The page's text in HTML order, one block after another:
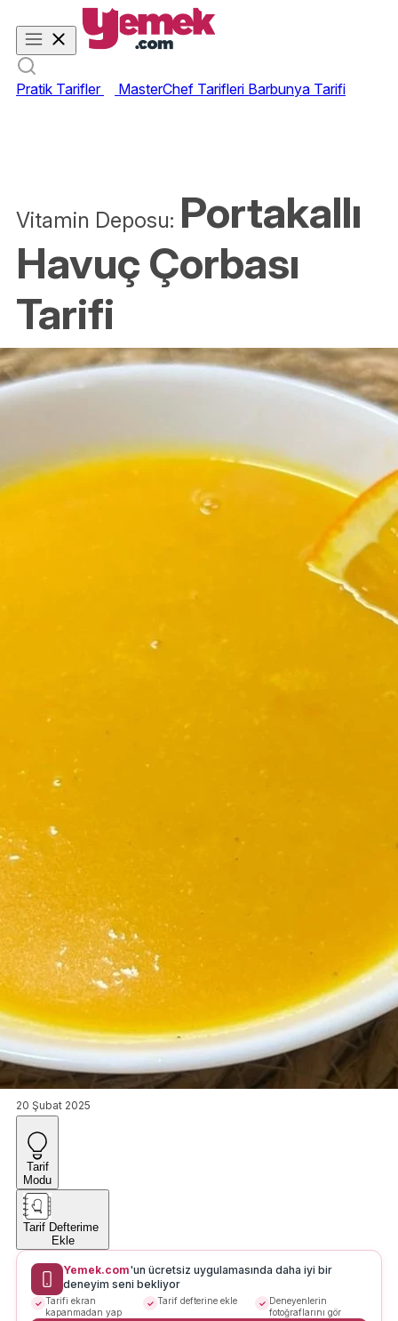
Pratik Tarifler MasterChef Tarifleri Barbunya Tarifi
Vitamin Deposu: Portakallı
Havuç Çorbası
Tarifi
20 Şubat 2025
Tarif
Modu
Tarif Defterime
Ekle
Yemek.com'un ücretsiz uygulamasında daha iyi bir
deneyim seni bekliyor
Tarifi ekran
kapanmadan yap
Tarif defterine ekle
Deneyenlerin
fotoğraflarını gör